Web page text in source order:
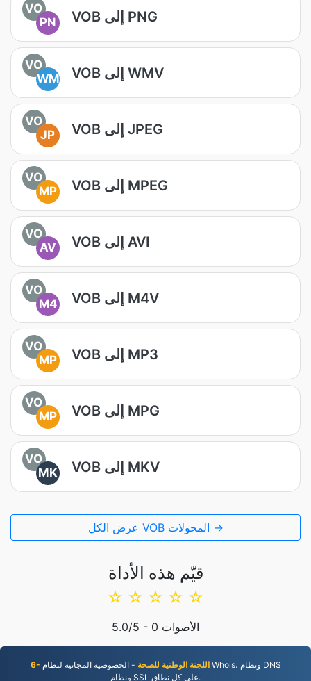
VO
PN
VOB إلى PNG
VO
WM
VOB إلى WMV
VO
JP
VOB إلى JPEG
VO
MP
VOB إلى MPEG
VO
AV
VOB إلى AVI
VO
M4
VOB إلى M4V
VO
MP
VOB إلى MP3
VO
MP
VOB إلى MPG
VO
MK
VOB إلى MKV
عرض الكل VOB المحولات →
قيّم هذه الأداة
☆
☆
☆
☆
☆
5.0/5 - 0 الأصوات
6- اللجنة الوطنية للصحة - الخصوصية المجانية لنظام Whois، ونظام DNS
ونظام SSL على كل نطاق.